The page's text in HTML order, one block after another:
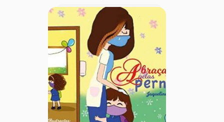
Marli Chiarani,
Zenaide Maria Manfrin